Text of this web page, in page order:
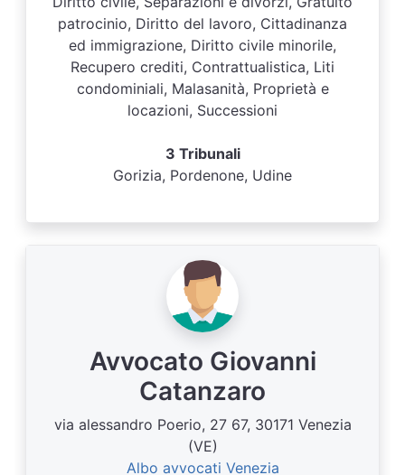
patrocinio, Diritto del lavoro, Cittadinanza
ed immigrazione, Diritto civile minorile,
Recupero crediti, Contrattualistica, Liti
condominiali, Malasanità, Proprietà e
locazioni, Successioni
3 Tribunali
Gorizia, Pordenone, Udine
Avvocato Giovanni
Catanzaro
via alessandro Poerio, 27 67, 30171 Venezia
(VE)
Albo avvocati Venezia